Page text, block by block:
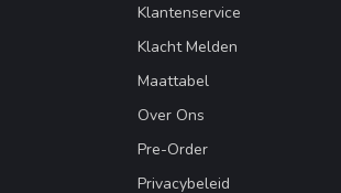
Klantenservice
Klacht Melden
Maattabel
Over Ons
Pre-Order
Privacybeleid